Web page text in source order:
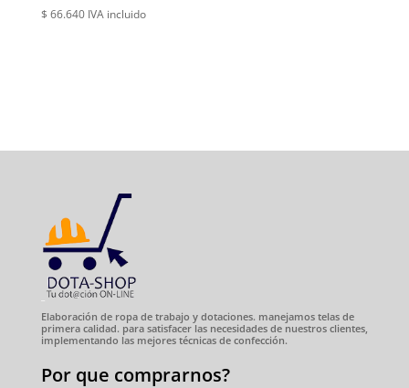
$ 66.640 IVA incluido
Elaboración de ropa de trabajo y dotaciones. manejamos telas de
primera calidad. para satisfacer las necesidades de nuestros clientes,
implementando las mejores técnicas de confección.
Por que comprarnos?